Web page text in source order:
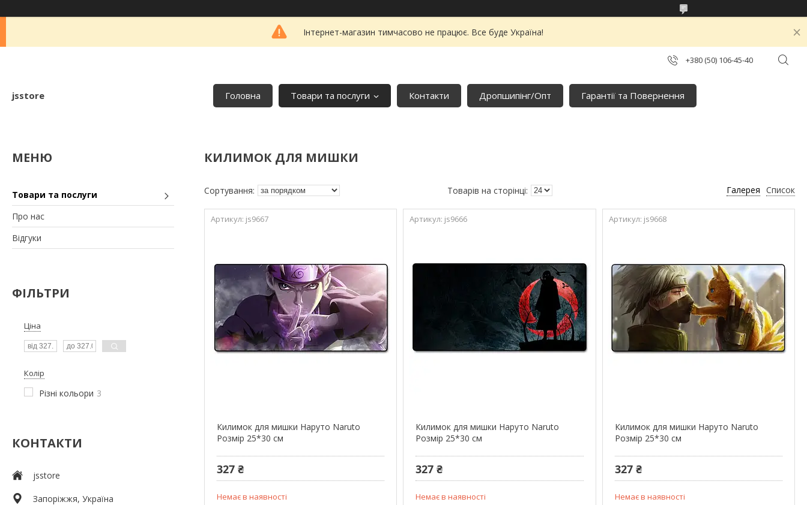
Інтернет-магазин тимчасово не працює. Все буде Україна!
+380 (50) 106-45-40
jsstore Головна Товари та послуги Контакти Дропшипінг/Опт Гарантії та Повернення
Товари та послуги
Про нас
Відгуки
ФІЛЬТРИ
Ціна
Колір
Різні кольори 3
КОНТАКТИ
jsstore
Запоріжжя, Україна
КИЛИМОК ДЛЯ МИШКИ
Галерея Список
js9667
Килимок для мишки Наруто Naruto
Розмір 25*30 см
327 ₴
Немає в наявності
js9666
Килимок для мишки Наруто Naruto
Розмір 25*30 см
327 ₴
Немає в наявності
js9668
Килимок для мишки Наруто Naruto
Розмір 25*30 см
327 ₴
Немає в наявності